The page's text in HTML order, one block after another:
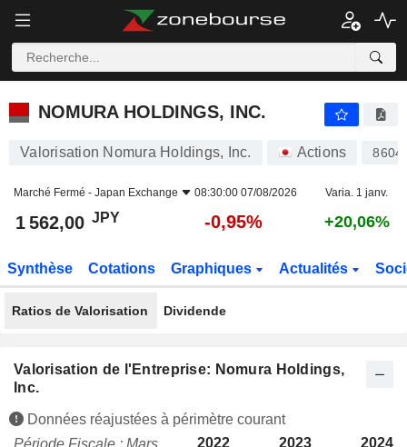
NOMURA HOLDINGS, INC.
NOMURA HOLDINGS, INC.
Valorisation Nomura Holdings, Inc. Actions 8604
Marché Fermé - Japan Exchange 08:30:00 07/08/2026 Varia. 1 janv.
1 562,00 JPY -0,95% +20,06%
Synthèse Cotations Graphiques Actualités
Ratios de Valorisation Dividende
Valorisation de l'Entreprise: Nomura Holdings,
Inc.
Données réajustées à périmètre courant
Période Fiscale : Mars
2022 2023
2024